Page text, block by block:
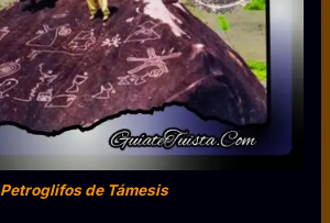
Petroglifos de Támesis